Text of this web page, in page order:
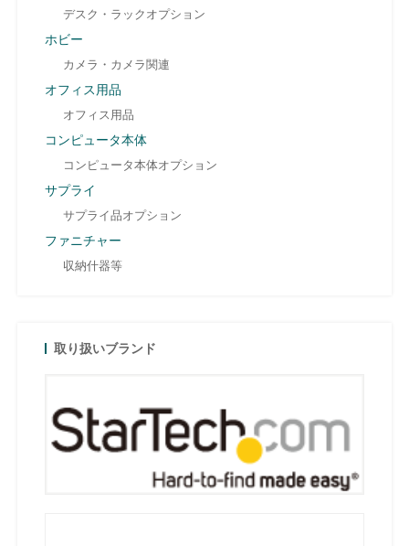
デスク・ラックオプション
ホビー
カメラ・カメラ関連
オフィス用品
オフィス用品
コンピュータ本体
コンピュータ本体オプション
サプライ
サプライ品オプション
ファニチャー
収納什器等
取り扱いブランド